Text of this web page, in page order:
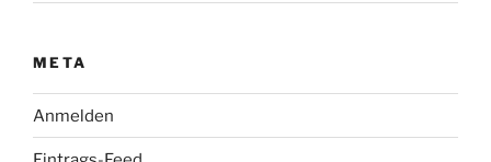
META
Anmelden